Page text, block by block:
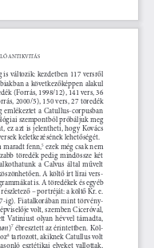
ANTIKVITÁS
változik: kezdetben 117 versről
a következőképpen alakul
(Forrás, 1998/12), 141 vers, 36
2000/5), 150 vers, 27 töredék
emlékeztet  a  Catullus-corpusban
szempontból próbáljuk meg
ez azt is jelentheti, hogy Kovács
keletkezésének lehetőségét.
maradt fenn,5 ezek még csak nem
töredék pedig mindössze két
a  Calvus  által  művelt
A költő írt lírai vers-
is. A töredékek és egyéb
– portréját: a költő Kr. e.
ig). Fiatalkorában mint törvény-
volt, szemben Ciceróval,
Vatiniust  olyan  hévvel  támadta,
)7 ébresztett az érintettben. Köl-
8 tartozott, akiknek Catullus volt
esztétikai  elveket  vallottak,